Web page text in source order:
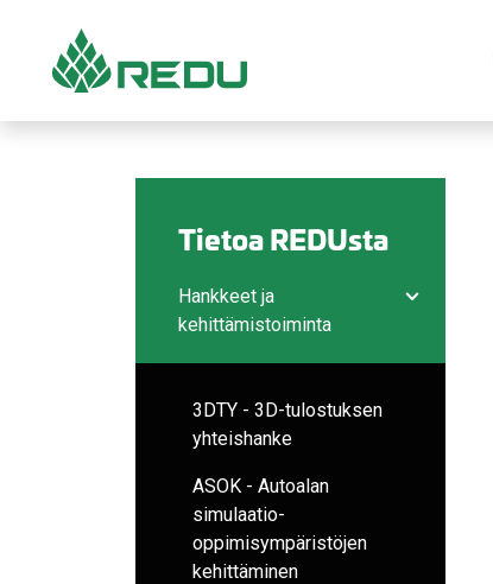
Tietoa REDUsta
Hankkeet ja
kehittämistoiminta
3DTY - 3D-tulostuksen
yhteishanke
ASOK - Autoalan
simulaatio-
oppimisympäristöjen
kehittäminen